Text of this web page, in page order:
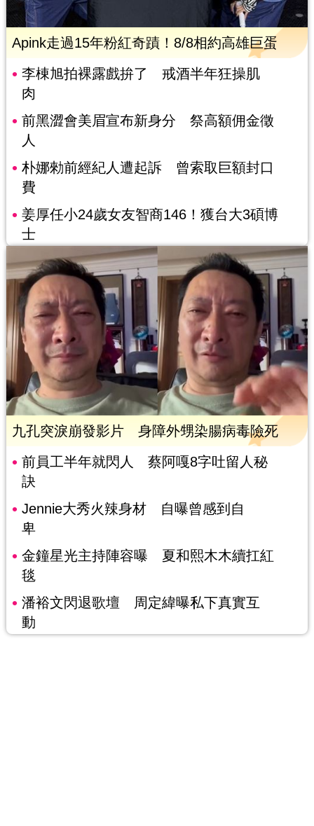
Apink走過15年粉紅奇蹟！8/8相約高雄巨蛋
李棟旭拍裸露戲拚了 戒酒半年狂操肌
肉
前黑澀會美眉宣布新身分 祭高額佣金徵
人
朴娜勑前經紀人遭起訴 曾索取巨額封口
費
姜厚任小24歲女友智商146！獲台大3碩博
士
九孔突淚崩發影片 身障外甥染腸病毒險死
前員工半年就閃人 蔡阿嘎8字吐留人秘
訣
Jennie大秀火辣身材 自曝曾感到自
卑
金鐘星光主持陣容曝 夏和熙木木續扛紅
毯
潘裕文閃退歌壇 周定緯曝私下真實互
動